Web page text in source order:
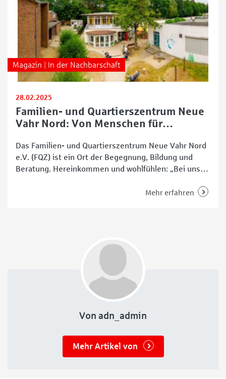
Magazin | In der Nachbarschaft
28.02.2025
Familien- und Quartierszentrum Neue
Vahr Nord: Von Menschen für
Das Familien- und Quartierszentrum Neue Vahr Nord
e.V. (FQZ) ist ein Ort der Begegnung, Bildung und
Beratung. Hereinkommen und wohlfühlen: „Bei uns
Regel. Sie ist die Koordinatorin des FQZ beim Amt für
Mehr erfahren
Von adn_admin
Mehr Artikel von